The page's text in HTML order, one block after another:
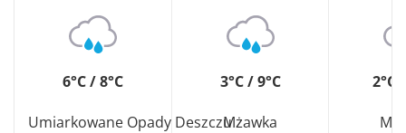
6°C / 8°C
Umiarkowane Opady Deszczu
3°C / 9°C
Mżawka
2°C